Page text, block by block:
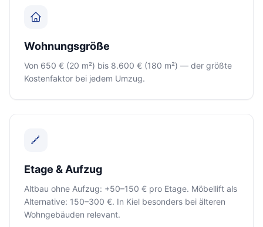
Wohnungsgröße
Von 650 € (20 m²) bis 8.600 € (180 m²) — der größte
Kostenfaktor bei jedem Umzug.
Etage & Aufzug
Altbau ohne Aufzug: +50–150 € pro Etage. Möbellift als
Alternative: 150–300 €. In Kiel besonders bei älteren
Wohngebäuden relevant.